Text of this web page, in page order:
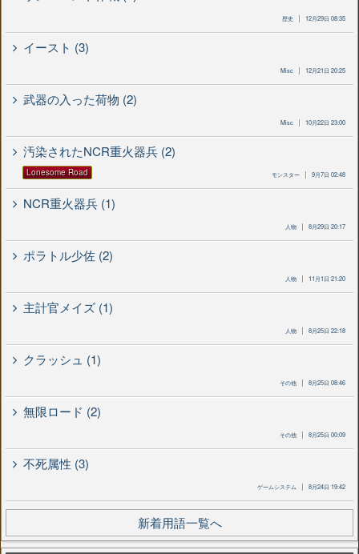
歴史 12月29日 08:35
イースト (3)
Misc 12月21日 20:25
武器の入った荷物 (2)
Misc 10月22日 23:00
汚染されたNCR重火器兵 (2)
Lonesome Road モンスター 9月7日 02:48
NCR重火器兵 (1)
人物 8月29日 20:17
ポラトル少佐 (2)
人物 11月1日 21:20
主計官メイズ (1)
人物 8月25日 22:18
クラッシュ (1)
その他 8月25日 08:46
無限ロード (2)
その他 8月25日 00:09
不死属性 (3)
ゲームシステム 8月24日 19:42
新着用語一覧へ